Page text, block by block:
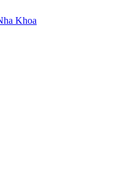
Khoa